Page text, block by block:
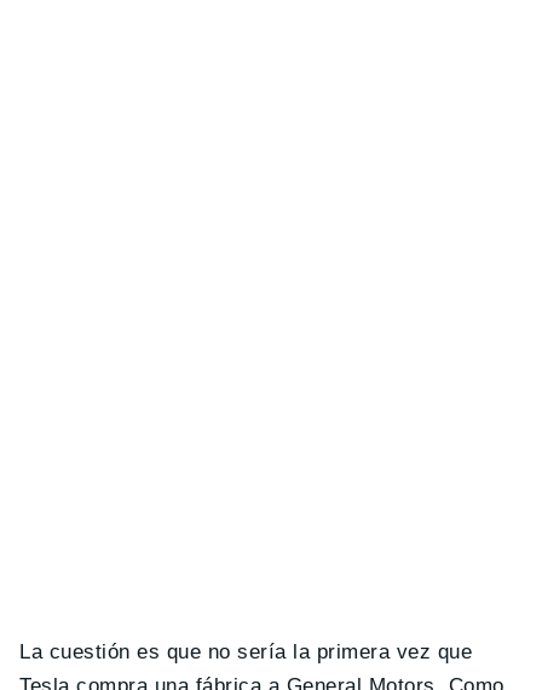
La cuestión es que no sería la primera vez que